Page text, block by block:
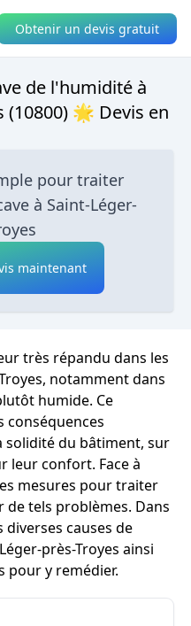
Obtenir un devis gratuit
de l'humidité à
(10800) 🌟 Devis en
pour traiter
à Saint-Léger-
maintenant
très répandu dans les
notamment dans
humide. Ce
conséquences
solidité du bâtiment, sur
leur confort. Face à
mesures pour traiter
tels problèmes. Dans
causes de
près-Troyes ainsi
pour y remédier.